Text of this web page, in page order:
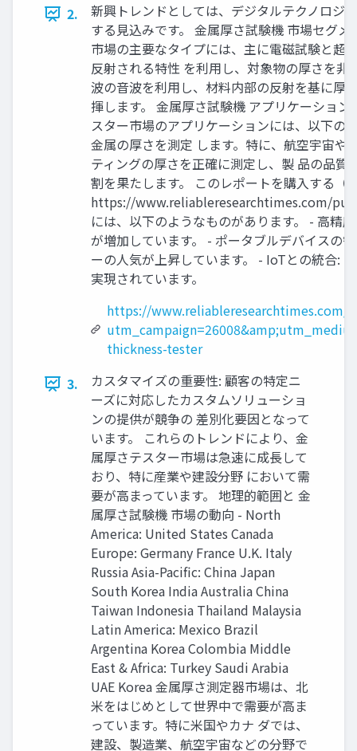
2.
新興トレンドとしては、デジタルテクノロジ
する見込みです。 金属厚さ試験機 市場セグ
市場の主要なタイプには、主に電磁試験と超
反射される特性 を利用し、対象物の厚さを
波の音波を利用し、材料内部の反射を基に厚
揮します。 金属厚さ試験機 アプリケーショ
スター市場のアプリケーションには、以下の
金属の厚さを測定 します。特に、航空宇宙や
ティングの厚さを正確に測定し、製 品の品
割を果たします。 このレポートを購入する
https://www.reliableresearchtimes.com/
には、以下のようなものがあります。 - 高精
が増加しています。 - ポータブルデバイスの
ーの人気が上昇しています。 - IoTとの統合:
実現されています。
https://www.reliableresearchtimes.com/
thickness-tester
3.
カスタマイズの重要性: 顧客の特定ニ
ーズに対応したカスタムソリューショ
ンの提供が競争の 差別化要因となって
います。 これらのトレンドにより、金
属厚さテスター市場は急速に成長して
おり、特に産業や建設分野 において需
要が高まっています。 地理的範囲と 金
属厚さ試験機 市場の動向 - North
America: United States Canada
Europe: Germany France U.K. Italy
Russia Asia-Pacific: China Japan
South Korea India Australia China
Taiwan Indonesia Thailand Malaysia
Latin America: Mexico Brazil
Argentina Korea Colombia Middle
East & Africa: Turkey Saudi Arabia
UAE Korea 金属厚さ測定器市場は、北
米をはじめとして世界中で需要が高ま
っています。特に米国やカナ ダでは、
建設、製造業、航空宇宙などの分野で